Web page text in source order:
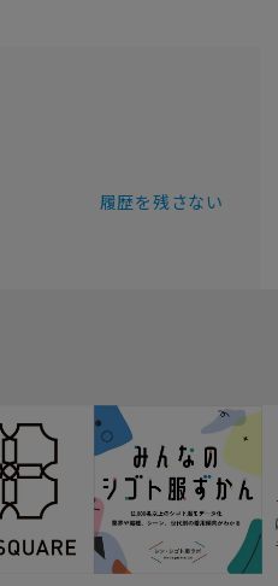
履歴を残さない